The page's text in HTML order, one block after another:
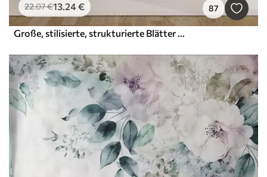
22.07€13.24€ 87
Große, stilisierte, strukturierte Blätter mit detaillierten Adern in verschiedenen Grün-, Creme- und Beigetönen